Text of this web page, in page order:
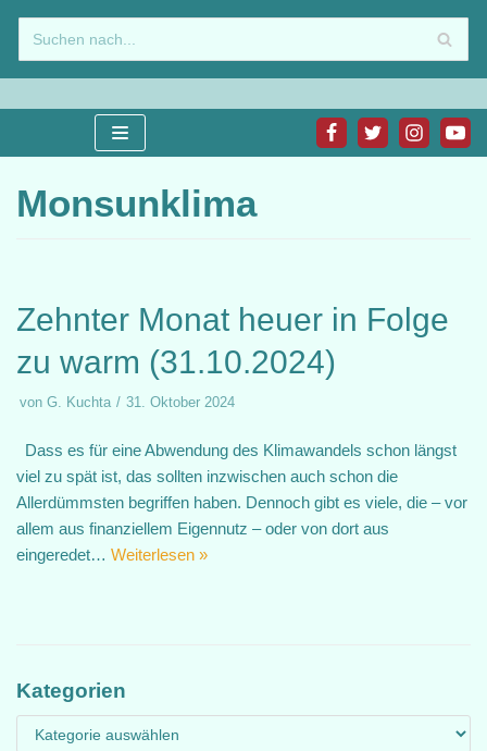
Zum
Inhalt
springen
Monsunklima
Zehnter Monat heuer in Folge
zu warm (31.10.2024)
von G. Kuchta 31. Oktober 2024
Dass es für eine Abwendung des Klimawandels schon längst
viel zu spät ist, das sollten inzwischen auch schon die
Allerdümmsten begriffen haben. Dennoch gibt es viele, die – vor
allem aus finanziellem Eigennutz – oder von dort aus
eingeredet… Weiterlesen »
Kategorien